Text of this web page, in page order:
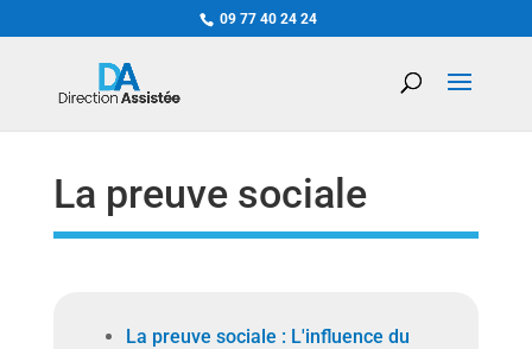
09 77 40 24 24
La preuve sociale
La preuve sociale : L'influence du